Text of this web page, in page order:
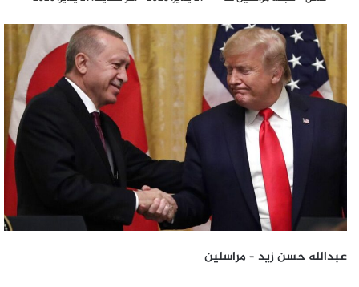
إلكترونيا
عبدالله حسن زيد – مراسلين